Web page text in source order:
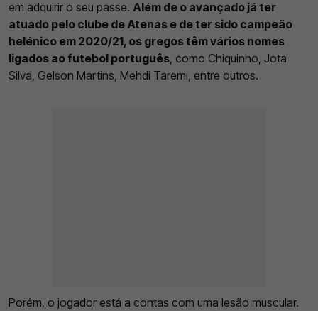
em adquirir o seu passe. Além de o avançado já ter
atuado pelo clube de Atenas e de ter sido campeão
helénico em 2020/21, os gregos têm vários nomes
ligados ao futebol português , como Chiquinho, Jota
Silva, Gelson Martins, Mehdi Taremi, entre outros.
Porém, o jogador está a contas com uma lesão muscular.